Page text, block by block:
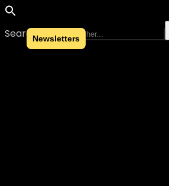
Search for:
Skip to content
Newsletters